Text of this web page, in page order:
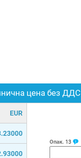
цена без ДДС
EUR
Опак. 13